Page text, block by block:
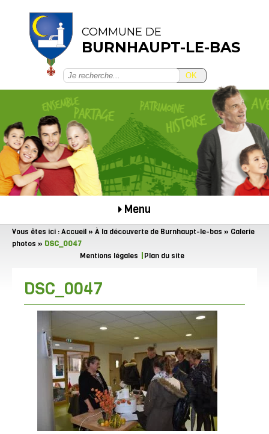
COMMUNE DE
BURNHAUPT-LE-BAS
OK
Menu
Vous êtes ici :Accueil » À la découverte de Burnhaupt-le-bas » Galerie
photos » DSC_0047
Mentions légales
Plan du site
DSC_0047